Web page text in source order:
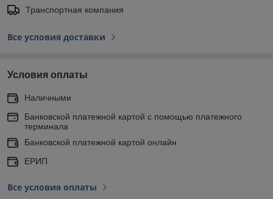
Транспортная компания
Все условия доставки
Условия оплаты
Наличными
Банковской платежной картой с помощью платежного
терминала
Банковской платежной картой онлайн
ЕРИП
Все условия оплаты